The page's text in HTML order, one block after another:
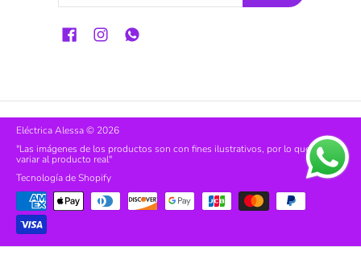
Eléctrica Alessa© 2026
"Las imágenes de los productos son con fines ilustrativos, por lo que pueden
variar al producto real"
Tecnología de Shopify